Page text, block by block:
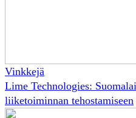
Vinkkejä
Lime Technologies:
liiketoiminnan tehostamiseen